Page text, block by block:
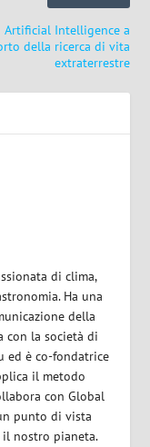
Artificial Intelligence a
della ricerca di vita
extraterrestre
di clima,
Ha una
della
con la società di
ed è co-fondatrice
il metodo
con Global
punto di vista
nostro pianeta.